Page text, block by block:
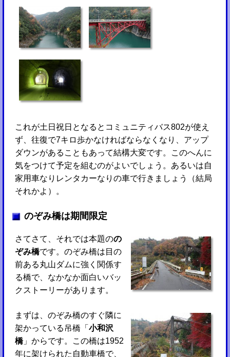
これが土日祝日となるとコミュニティバス802が使え
ず、往復で7キロ歩かなければならなくなり、アップ
ダウンがあることもあって結構大変です。このへんに
気をつけて予定を組むのがよいでしょう。あるいは自
家用車なりレンタカーなりの車で行きましょう（結局
それかよ）。
のぞみ橋は期間限定
さてさて、それでは本題のの
ぞみ橋です。のぞみ橋は目の
前ある丸山ダムに強く関係す
る橋で、なかなか面白いバッ
クストーリーがあります。
まずは、のぞみ橋のすぐ隣に
架かっている吊橋「 小和沢
橋」からです。この橋は1952
年に架けられた自動車橋で、